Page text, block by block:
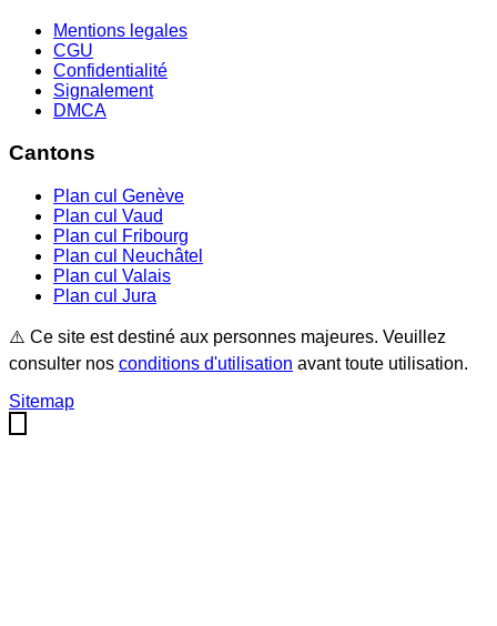
Mentions legales
CGU
Confidentialité
Signalement
DMCA
Cantons
Plan cul Genève
Plan cul Vaud
Plan cul
Fribourg
Plan cul
Neuchâtel
Plan cul Valais
Plan cul Jura
⚠️ Ce site est destiné aux personnes majeures. Veuillez
consulter nos conditions d'utilisation avant toute utilisation.
Sitemap